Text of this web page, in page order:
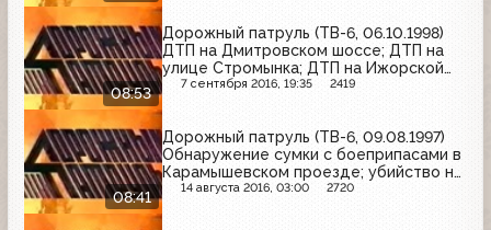
08:53
Дорожный патруль (ТВ-6, 06.10.1998)
ДТП на Дмитровском шоссе; ДТП на
улице Стромынка; ДТП на Ижорской
улице
7 сентября 2016, 19:35 2419
08:41
Дорожный патруль (ТВ-6, 09.08.1997)
Обнаружение сумки с боеприпасами в
Карамышевском проезде; убийство на
Балаклавском проспекте
14 августа 2016, 03:00 2720